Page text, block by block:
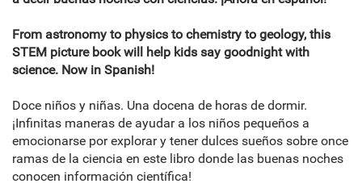
From astronomy to physics to chemistry to geology, this
STEM picture book will help kids say goodnight with
science. Now in Spanish!
Doce niños y niñas. Una docena de horas de dormir.
¡Infinitas maneras de ayudar a los niños pequeños a
emocionarse por explorar y tener dulces sueños sobre once
ramas de la ciencia en este libro donde las buenas noches
conocen información científica!